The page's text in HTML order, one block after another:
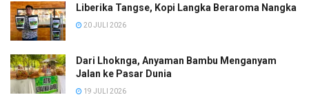
Liberika Tangse, Kopi Langka Beraroma Nangka
20 JULI 2026
Dari Lhoknga, Anyaman Bambu Menganyam
Jalan ke Pasar Dunia
19 JULI 2026